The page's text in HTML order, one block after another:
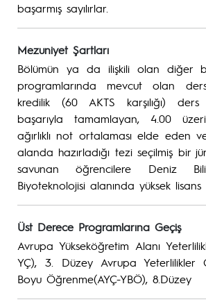
başarmış sayılırlar.
Mezuniyet Şartları
Bölümün ya da ilişkili olan diğer
programlarında mevcut olan
kredilik (60 AKTS karşılığı)
başarıyla tamamlayan, 4.00
ağırlıklı not ortalaması elde eden
alanda hazırladığı tezi seçilmiş bir
savunan öğrencilere Deniz
Biyoteknolojisi alanında yüksek lisans
Üst Derece Programlarına Geçiş
Avrupa Yükseköğretim Alanı
YÇ), 3. Düzey Avrupa Yeterlilikler
Boyu Öğrenme(AYÇ-YBÖ), 8.Düzey